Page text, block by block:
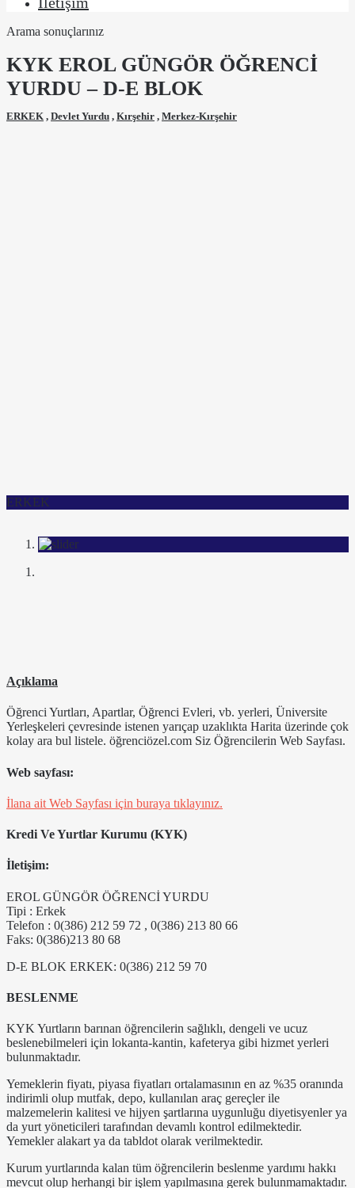
Arama sonuçlarınız
KYK EROL GÜNGÖR ÖĞRENCİ
YURDU – D-E BLOK
ERKEK , Devlet Yurdu , Kırşehir , Merkez-Kırşehir
ERKEK
Açıklama
Öğrenci Yurtları, Apartlar, Öğrenci Evleri, vb. yerleri, Üniversite
Yerleşkeleri çevresinde istenen yarıçap uzaklıkta Harita üzerinde çok
kolay ara bul listele. öğrenciözel.com Siz Öğrencilerin Web Sayfası.
Web sayfası:
İlana ait Web Sayfası için buraya tıklayınız.
Kredi Ve Yurtlar Kurumu (KYK)
İletişim:
EROL GÜNGÖR ÖĞRENCİ YURDU
Tipi : Erkek
Telefon : 0(386) 212 59 72 , 0(386) 213 80 66
Faks: 0(386)213 80 68
D-E BLOK ERKEK: 0(386) 212 59 70
BESLENME
KYK Yurtların barınan öğrencilerin sağlıklı, dengeli ve ucuz
beslenebilmeleri için lokanta-kantin, kafeterya gibi hizmet yerleri
bulunmaktadır.
Yemeklerin fiyatı, piyasa fiyatları ortalamasının en az %35 oranında
indirimli olup mutfak, depo, kullanılan araç gereçler ile
malzemelerin kalitesi ve hijyen şartlarına uygunluğu diyetisyenler ya
da yurt yöneticileri tarafından devamlı kontrol edilmektedir.
Yemekler alakart ya da tabldot olarak verilmektedir.
Kurum yurtlarında kalan tüm öğrencilerin beslenme yardımı hakkı
mevcut olup herhangi bir işlem yapılmasına gerek bulunmamaktadır.